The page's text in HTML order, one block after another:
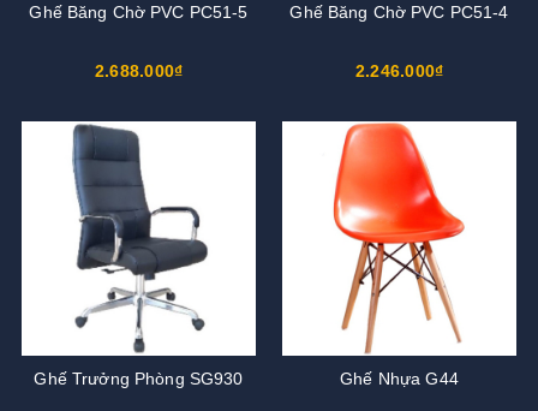
Ghế Băng Chờ PVC PC51-5
2.688.000₫
Ghế Băng Chờ PVC PC51-4
2.246.000₫
Ghế Trưởng Phòng SG930 Ghế Nhựa G44